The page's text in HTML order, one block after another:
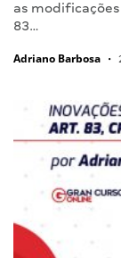
as
83…
Adriano Barbosa •